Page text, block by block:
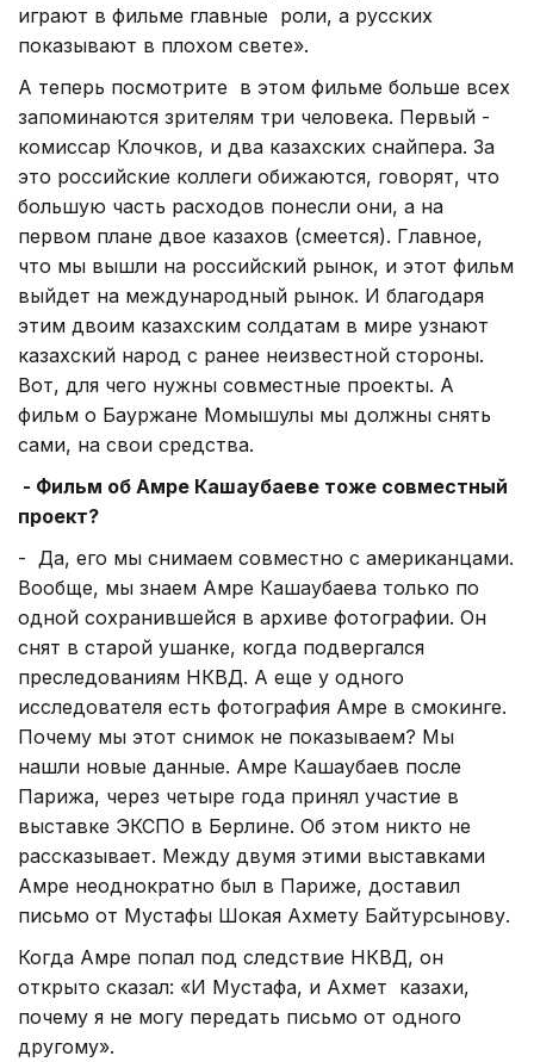
играют в фильме главные роли, а русских
показывают в плохом свете».
А теперь посмотрите в этом фильме больше всех
запоминаются зрителям три человека. Первый -
комиссар Клочков, и два казахских снайпера. За
это российские коллеги обижаются, говорят, что
большую часть расходов понесли они, а на
первом плане двое казахов (смеется). Главное,
что мы вышли на российский рынок, и этот фильм
выйдет на международный рынок. И благодаря
этим двоим казахским солдатам в мире узнают
казахский народ с ранее неизвестной стороны.
Вот, для чего нужны совместные проекты. А
фильм о Бауржане Момышулы мы должны снять
сами, на свои средства.
- Фильм об Амре Кашаубаеве тоже совместный
проект?
- Да, его мы снимаем совместно с американцами.
Вообще, мы знаем Амре Кашаубаева только по
одной сохранившейся в архиве фотографии. Он
снят в старой ушанке, когда подвергался
преследованиям НКВД. А еще у одного
исследователя есть фотография Амре в смокинге.
Почему мы этот снимок не показываем? Мы
нашли новые данные. Амре Кашаубаев после
Парижа, через четыре года принял участие в
выставке ЭКСПО в Берлине. Об этом никто не
рассказывает. Между двумя этими выставками
Амре неоднократно был в Париже, доставил
письмо от Мустафы Шокая Ахмету Байтурсынову.
Когда Амре попал под следствие НКВД, он
открыто сказал: «И Мустафа, и Ахмет казахи,
почему я не могу передать письмо от одного
другому».